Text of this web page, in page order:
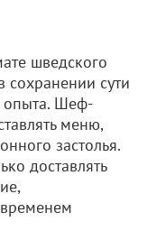
шведского
сохранении сути
опыта. Шеф-
меню,
застолья.
доставлять